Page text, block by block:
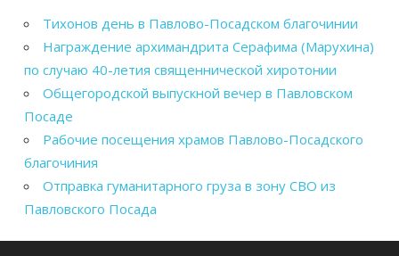
Тихонов день в Павлово-Посадском благочинии
Награждение архимандрита Серафима (Марухина)
по случаю 40-летия священнической хиротонии
Общегородской выпускной вечер в Павловском
Посаде
Рабочие посещения храмов Павлово-Посадского
благочиния
Отправка гуманитарного груза в зону СВО из
Павловского Посада